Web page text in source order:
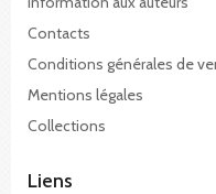
Contacts
Conditions générales de
Mentions légales
Collections
Liens